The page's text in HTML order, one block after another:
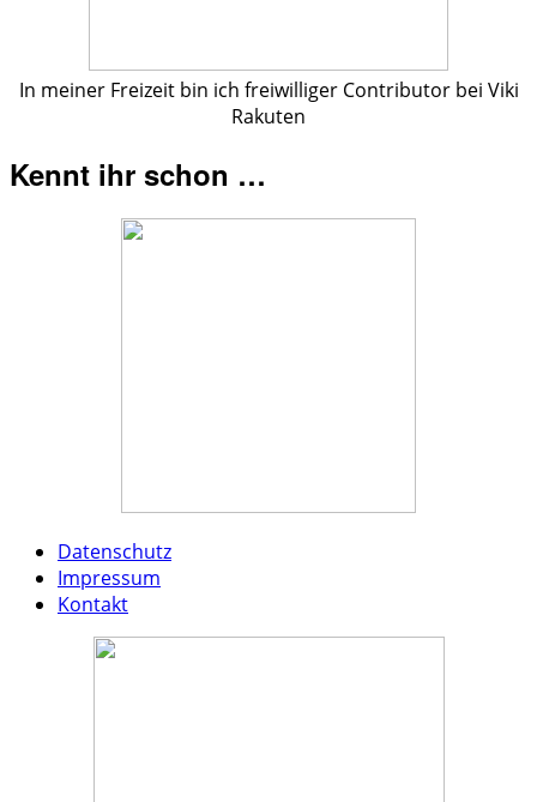
In meiner Freizeit bin ich freiwilliger Contributor bei Viki
Rakuten
Kennt ihr schon …
Datenschutz
Impressum
Kontakt